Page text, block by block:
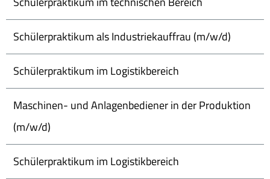
Schülerpraktikum als Industriekauffrau (m/w/d)
Schülerpraktikum im Logistikbereich
Maschinen- und Anlagenbediener in der Produktion
(m/w/d)
Schülerpraktikum im Logistikbereich